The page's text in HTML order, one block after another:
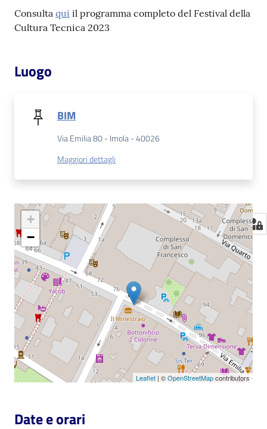
Consulta qui il programma completo del Festival della
Cultura Tecnica 2023
Luogo
BIM
Via Emilia 80 - Imola - 40026
Maggiori dettagli
+
−
Leaflet | ©OpenStreetMapcontributors
Date e orari